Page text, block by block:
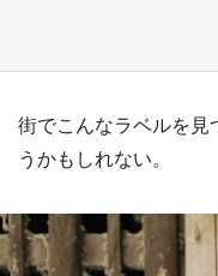
街でこんなラベルを見
うかもしれない。